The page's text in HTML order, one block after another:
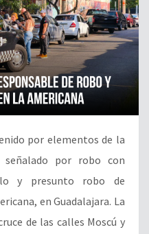
por elementos de la
por robo con
y presunto robo de
en Guadalajara. La
de las calles Moscú y